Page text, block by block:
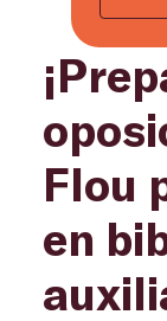
Flou
en